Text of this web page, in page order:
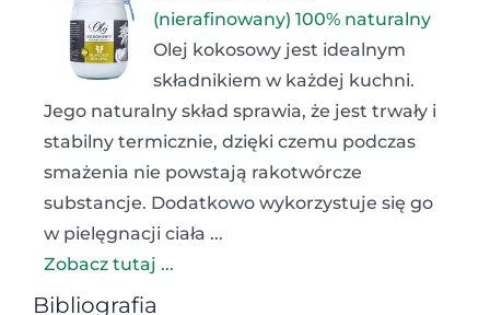
(nierafinowany) 100% naturalny
Olej kokosowy jest idealnym
składnikiem w każdej kuchni.
Jego naturalny skład sprawia, że jest trwały i
stabilny termicznie, dzięki czemu podczas
smażenia nie powstają rakotwórcze
substancje. Dodatkowo wykorzystuje się go
w pielęgnacji ciała ...
Zobacz tutaj ...
Bibliografia